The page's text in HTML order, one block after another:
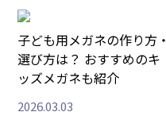
子ども用メガネの作り方・
選び方は？ おすすめのキ
ッズメガネも紹介
2026.03.03